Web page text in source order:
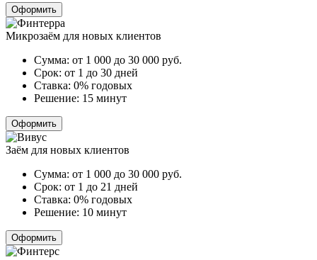
Оформить
Микрозаём для новых клиентов
Сумма: от 1 000 до 30 000 руб.
Срок: от 1 до 30 дней
Ставка: 0% годовых
Решение: 15 минут
Оформить
Заём для новых клиентов
Сумма: от 1 000 до 30 000 руб.
Срок: от 1 до 21 дней
Ставка: 0% годовых
Решение: 10 минут
Оформить